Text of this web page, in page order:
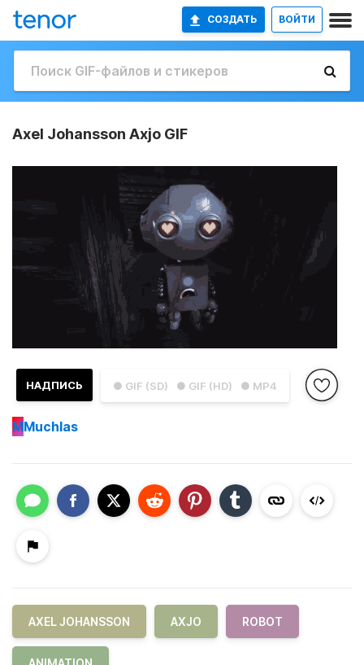
СОЗДАТЬ ВОЙТИ
Axel Johansson Axjo GIF
● GIF (SD) ● GIF (HD) ● MP4
НАДПИСЬ
MMuchlas
AXEL JOHANSSON AXJO ROBOT